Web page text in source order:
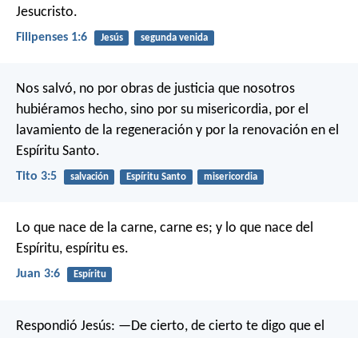
Jesucristo.
Filipenses 1:6 Jesús segunda venida
Nos salvó, no por obras de justicia que nosotros
hubiéramos hecho, sino por su misericordia, por el
lavamiento de la regeneración y por la renovación en el
Espíritu Santo.
Tito 3:5 salvación Espíritu Santo misericordia
Lo que nace de la carne, carne es; y lo que nace del
Espíritu, espíritu es.
Juan 3:6 Espíritu
Respondió Jesús: —De cierto, de cierto te digo que el